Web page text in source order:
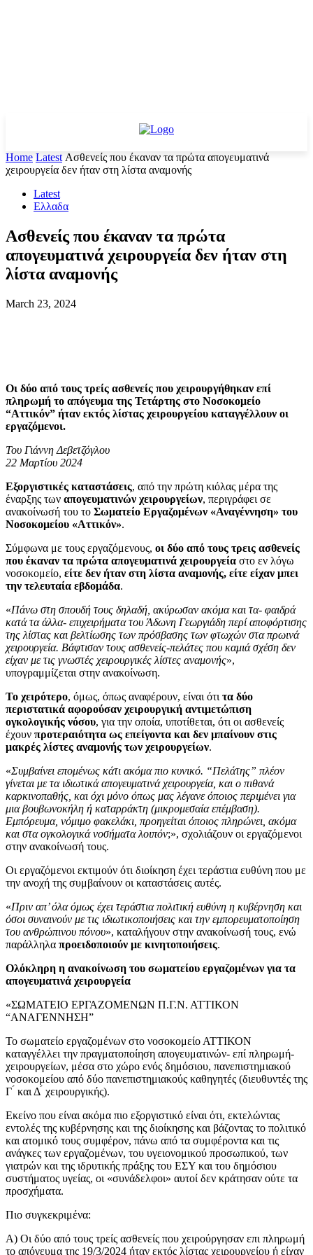
Home Latest Ασθενείς που έκαναν τα πρώτα απογευματινά
χειρουργεία δεν ήταν στη λίστα αναμονής
Latest
Ελλαδα
Ασθενείς που έκαναν τα πρώτα
απογευματινά χειρουργεία δεν ήταν στη
λίστα αναμονής
March 23, 2024
Οι δύο από τους τρείς ασθενείς που χειρουργήθηκαν επί
πληρωμή το απόγευμα της Τετάρτης στο Νοσοκομείο
“Αττικόν” ήταν εκτός λίστας χειρουργείου καταγγέλλουν οι
εργαζόμενοι.
Του Γιάννη Δεβετζόγλου
22 Μαρτίου 2024
Εξοργιστικές καταστάσεις, από την πρώτη κιόλας μέρα της
έναρξης των απογευματινών χειρουργείων, περιγράφει σε
ανακοίνωσή του το Σωματείο Εργαζομένων «Αναγέννηση» του
Νοσοκομείου «Αττικόν».
Σύμφωνα με τους εργαζόμενους, οι δύο από τους τρεις ασθενείς
που έκαναν τα πρώτα απογευματινά χειρουργεία στο εν λόγω
νοσοκομείο, είτε δεν ήταν στη λίστα αναμονής, είτε είχαν μπει
την τελευταία εβδομάδα.
«Πάνω στη σπουδή τους δηλαδή, ακύρωσαν ακόμα και τα- φαιδρά
κατά τα άλλα- επιχειρήματα του Άδωνη Γεωργιάδη περί αποφόρτισης
της λίστας και βελτίωσης των πρόσβασης των φτωχών στα πρωινά
χειρουργεία. Βάφτισαν τους ασθενείς-πελάτες που καμιά σχέση δεν
είχαν με τις γνωστές χειρουργικές λίστες αναμονής»,
υπογραμμίζεται στην ανακοίνωση.
Το χειρότερο, όμως, όπως αναφέρουν, είναι ότι τα δύο
περιστατικά αφορούσαν χειρουργική αντιμετώπιση
ογκολογικής νόσου, για την οποία, υποτίθεται, ότι οι ασθενείς
έχουν προτεραιότητα ως επείγοντα και δεν μπαίνουν στις
μακρές λίστες αναμονής των χειρουργείων.
«Συμβαίνει επομένως κάτι ακόμα πιο κυνικό. “Πελάτης” πλέον
γίνεται με τα ιδιωτικά απογευματινά χειρουργεία, και ο πιθανά
καρκινοπαθής, και όχι μόνο όπως μας λέγανε όποιος περιμένει για
μια βουβωνοκήλη ή καταρράκτη (μικρομεσαία επέμβαση).
Εμπόρευμα, νόμιμο φακελάκι, προηγείται όποιος πληρώνει, ακόμα
και στα ογκολογικά νοσήματα λοιπόν;», σχολιάζουν οι εργαζόμενοι
στην ανακοίνωσή τους.
Οι εργαζόμενοι εκτιμούν ότι διοίκηση έχει τεράστια ευθύνη που με
την ανοχή της συμβαίνουν οι καταστάσεις αυτές.
«Πριν απ’ όλα όμως έχει τεράστια πολιτική ευθύνη η κυβέρνηση και
όσοι συναινούν με τις ιδιωτικοποιήσεις και την εμπορευματοποίηση
του ανθρώπινου πόνου», καταλήγουν στην ανακοίνωσή τους, ενώ
παράλληλα προειδοποιούν με κινητοποιήσεις.
Ολόκληρη η ανακοίνωση του σωματείου εργαζομένων για τα
απογευματινά χειρουργεία
«ΣΩΜΑΤΕΙΟ ΕΡΓΑΖΟΜΕΝΩΝ Π.Γ.Ν. ΑΤΤΙΚΟΝ
“ΑΝΑΓΕΝΝΗΣΗ”
Το σωματείο εργαζομένων στο νοσοκομείο ΑΤΤΙΚΟΝ
καταγγέλλει την πραγματοποίηση απογευματινών- επί πληρωμή-
χειρουργείων, μέσα στο χώρο ενός δημόσιου, πανεπιστημιακού
νοσοκομείου από δύο πανεπιστημιακούς καθηγητές (διευθυντές της
Γ ́ και Δ ́ χειρουργικής).
Εκείνο που είναι ακόμα πιο εξοργιστικό είναι ότι, εκτελώντας
εντολές της κυβέρνησης και της διοίκησης και βάζοντας το πολιτικό
και ατομικό τους συμφέρον, πάνω από τα συμφέροντα και τις
ανάγκες των εργαζομένων, του υγειονομικού προσωπικού, των
γιατρών και της ιδρυτικής πράξης του ΕΣΥ και του δημόσιου
συστήματος υγείας, οι «συνάδελφοι» αυτοί δεν κράτησαν ούτε τα
προσχήματα.
Πιο συγκεκριμένα:
Α) Οι δύο από τους τρείς ασθενείς που χειρούργησαν επι πληρωμή
το απόγευμα της 19/3/2024 ήταν εκτός λίστας χειρουργείου ή είχαν